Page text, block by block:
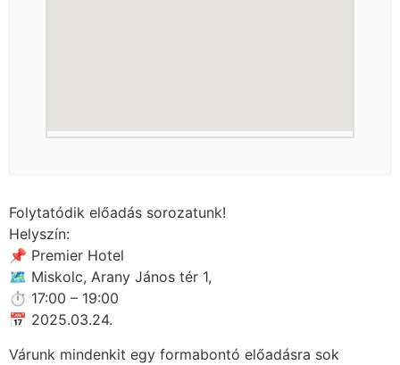
Folytatódik előadás sorozatunk!
Helyszín:
📌 Premier Hotel
🗺 Miskolc, Arany János tér 1,
⏱ 17:00 – 19:00
📅 2025.03.24.
Várunk mindenkit egy formabontó előadásra sok